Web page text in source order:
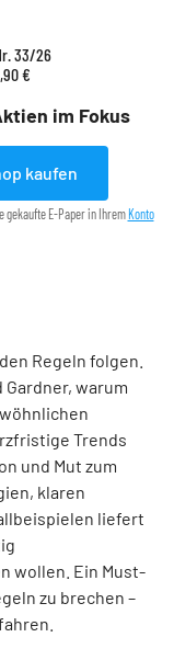
im Fokus
33/26
€
kaufen
gekaufte E-Paper in Ihrem Konto
Regeln folgen.
Gardner, warum
Trends
und Mut zum
klaren
liefert
wollen. Ein Must-
zu brechen –